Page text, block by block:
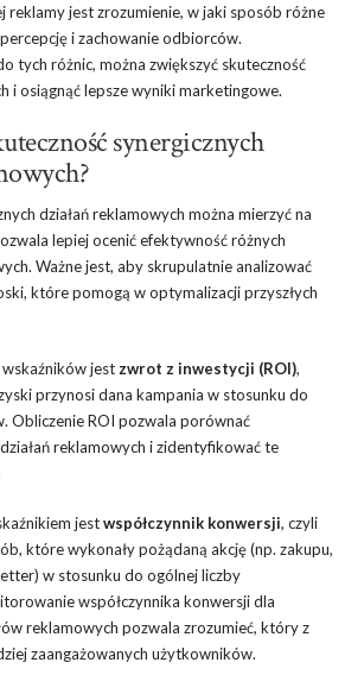
reklamy jest zrozumienie, w jaki sposób różne
i zachowanie odbiorców.
tych różnic, można zwiększyć skuteczność
i osiągnąć lepsze wyniki marketingowe.
synergicznych
działań reklamowych można mierzyć na
lepiej ocenić efektywność różnych
Ważne jest, aby skrupulatnie analizować
które pomogą w optymalizacji przyszłych
wskaźników jest zwrot z inwestycji (ROI),
przynosi dana kampania w stosunku do
Obliczenie ROI pozwala porównać
reklamowych i zidentyfikować te
jestwspółczynnik konwersji, czyli
które wykonały pożądaną akcję (np. zakupu,
w stosunku do ogólnej liczby
współczynnika konwersji dla
reklamowych pozwala zrozumieć, który z
zaangażowanych użytkowników.